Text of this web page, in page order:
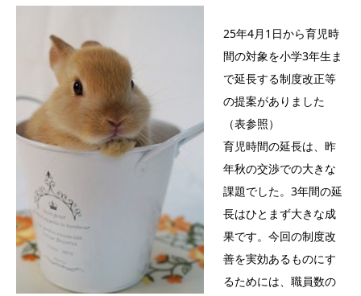
25年4月1日から育児時
間の対象を小学3年生ま
で延長する制度改正等
の提案がありました
（表参照）
育児時間の延長は、昨
年秋の交渉での大きな
課題でした。3年間の延
長はひとまず大きな成
果です。今回の制度改
善を実効あるものにす
るためには、職員数の